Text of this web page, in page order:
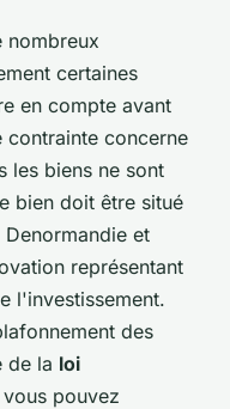
nombreux
certaines
en compte avant
contrainte concerne
les biens ne sont
bien doit être situé
et
représentant
l'investissement.
des
de la loi
pouvez